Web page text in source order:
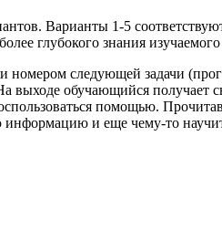
Варианты 1-5
глубокого знания
следующей задачи
обучающийся получает
помощью.
и еще чему-то